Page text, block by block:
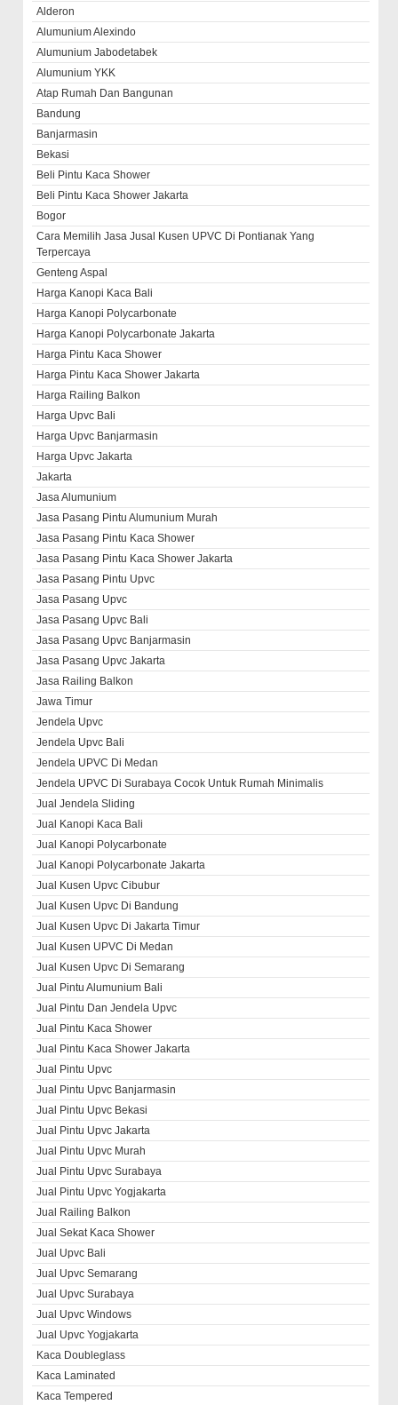
Alderon
Alumunium Alexindo
Alumunium Jabodetabek
Alumunium YKK
Atap Rumah Dan Bangunan
Bandung
Banjarmasin
Bekasi
Beli Pintu Kaca Shower
Beli Pintu Kaca Shower Jakarta
Bogor
Cara Memilih Jasa Jusal Kusen UPVC Di Pontianak Yang
Terpercaya
Genteng Aspal
Harga Kanopi Kaca Bali
Harga Kanopi Polycarbonate
Harga Kanopi Polycarbonate Jakarta
Harga Pintu Kaca Shower
Harga Pintu Kaca Shower Jakarta
Harga Railing Balkon
Harga Upvc Bali
Harga Upvc Banjarmasin
Harga Upvc Jakarta
Jakarta
Jasa Alumunium
Jasa Pasang Pintu Alumunium Murah
Jasa Pasang Pintu Kaca Shower
Jasa Pasang Pintu Kaca Shower Jakarta
Jasa Pasang Pintu Upvc
Jasa Pasang Upvc
Jasa Pasang Upvc Bali
Jasa Pasang Upvc Banjarmasin
Jasa Pasang Upvc Jakarta
Jasa Railing Balkon
Jawa Timur
Jendela Upvc
Jendela Upvc Bali
Jendela UPVC Di Medan
Jendela UPVC Di Surabaya Cocok Untuk Rumah Minimalis
Jual Jendela Sliding
Jual Kanopi Kaca Bali
Jual Kanopi Polycarbonate
Jual Kanopi Polycarbonate Jakarta
Jual Kusen Upvc Cibubur
Jual Kusen Upvc Di Bandung
Jual Kusen Upvc Di Jakarta Timur
Jual Kusen UPVC Di Medan
Jual Kusen Upvc Di Semarang
Jual Pintu Alumunium Bali
Jual Pintu Dan Jendela Upvc
Jual Pintu Kaca Shower
Jual Pintu Kaca Shower Jakarta
Jual Pintu Upvc
Jual Pintu Upvc Banjarmasin
Jual Pintu Upvc Bekasi
Jual Pintu Upvc Jakarta
Jual Pintu Upvc Murah
Jual Pintu Upvc Surabaya
Jual Pintu Upvc Yogjakarta
Jual Railing Balkon
Jual Sekat Kaca Shower
Jual Upvc Bali
Jual Upvc Semarang
Jual Upvc Surabaya
Jual Upvc Windows
Jual Upvc Yogjakarta
Kaca Doubleglass
Kaca Laminated
Kaca Tempered